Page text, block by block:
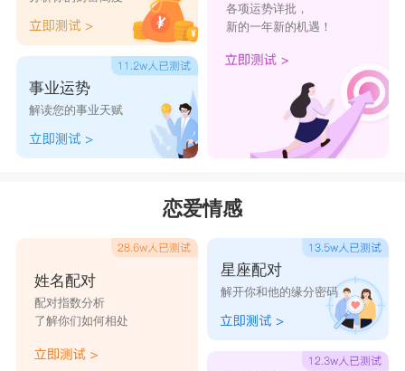
事业运势
解读您的事业天赋
各项运势详批，
新的一年新的机遇！
恋爱情感
姓名配对
配对指数分析
了解你们如何相处
星座配对
解开你和他的缘分密码